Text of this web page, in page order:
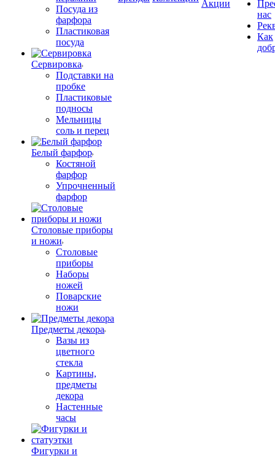
Посуда из
фарфора
Пластиковая
посуда
Сервировка
Подставки на
пробке
Пластиковые
подносы
Мельницы
соль и перец
Белый фарфор
Костяной
фарфор
Упрочненный
фарфор
Столовые приборы
и ножи
Столовые
приборы
Наборы
ножей
Поварские
ножи
Предметы декора
Вазы из
цветного
стекла
Картины,
предметы
декора
Настенные
часы
Фигурки и
Акции
нас
Как